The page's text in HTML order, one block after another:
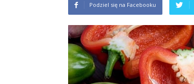
Podziel się na Facebooku